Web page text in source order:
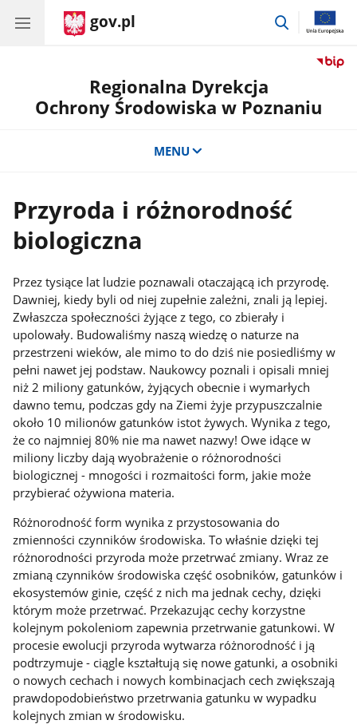
gov.pl
przejdź
Regionalna Dyrekcja
Ochrony Środowiska w Poznaniu
MENU
Przyroda i różnorodność
biologiczna
Przez tysiące lat ludzie poznawali otaczającą ich przyrodę.
Dawniej, kiedy byli od niej zupełnie zależni, znali ją lepiej.
Zwłaszcza społeczności żyjące z tego, co zbierały i
upolowały. Budowaliśmy naszą wiedzę o naturze na
przestrzeni wieków, ale mimo to do dziś nie posiedliśmy w
pełni nawet jej podstaw. Naukowcy poznali i opisali mniej
niż 2 miliony gatunków, żyjących obecnie i wymarłych
dawno temu, podczas gdy na Ziemi żyje przypuszczalnie
około 10 milionów gatunków istot żywych. Wynika z tego,
że co najmniej 80% nie ma nawet nazwy! Owe idące w
miliony liczby dają wyobrażenie o różnorodności
biologicznej - mnogości i rozmaitości form, jakie może
przybierać ożywiona materia.
Różnorodność form wynika z przystosowania do
zmienności czynników środowiska. To właśnie dzięki tej
różnorodności przyroda może przetrwać zmiany. Wraz ze
zmianą czynników środowiska część osobników, gatunków i
ekosystemów ginie, część z nich ma jednak cechy, dzięki
którym może przetrwać. Przekazując cechy korzystne
kolejnym pokoleniom zapewnia przetrwanie gatunkowi. W
procesie ewolucji przyroda wytwarza różnorodność i ją
podtrzymuje - ciągle kształtują się nowe gatunki, a osobniki
o nowych cechach i nowych kombinacjach cech zwiększają
prawdopodobieństwo przetrwania gatunku w wypadku
kolejnych zmian w środowisku.